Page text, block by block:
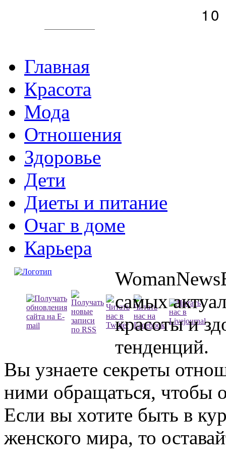
Главная
Красота
Мода
Отношения
Здоровье
Дети
Диеты и питание
Очаг в доме
Карьера
самых
красоты и
тенденций.
Вы узнаете секреты
ними обращаться, чтобы
Если вы хотите быть в
женского мира, то